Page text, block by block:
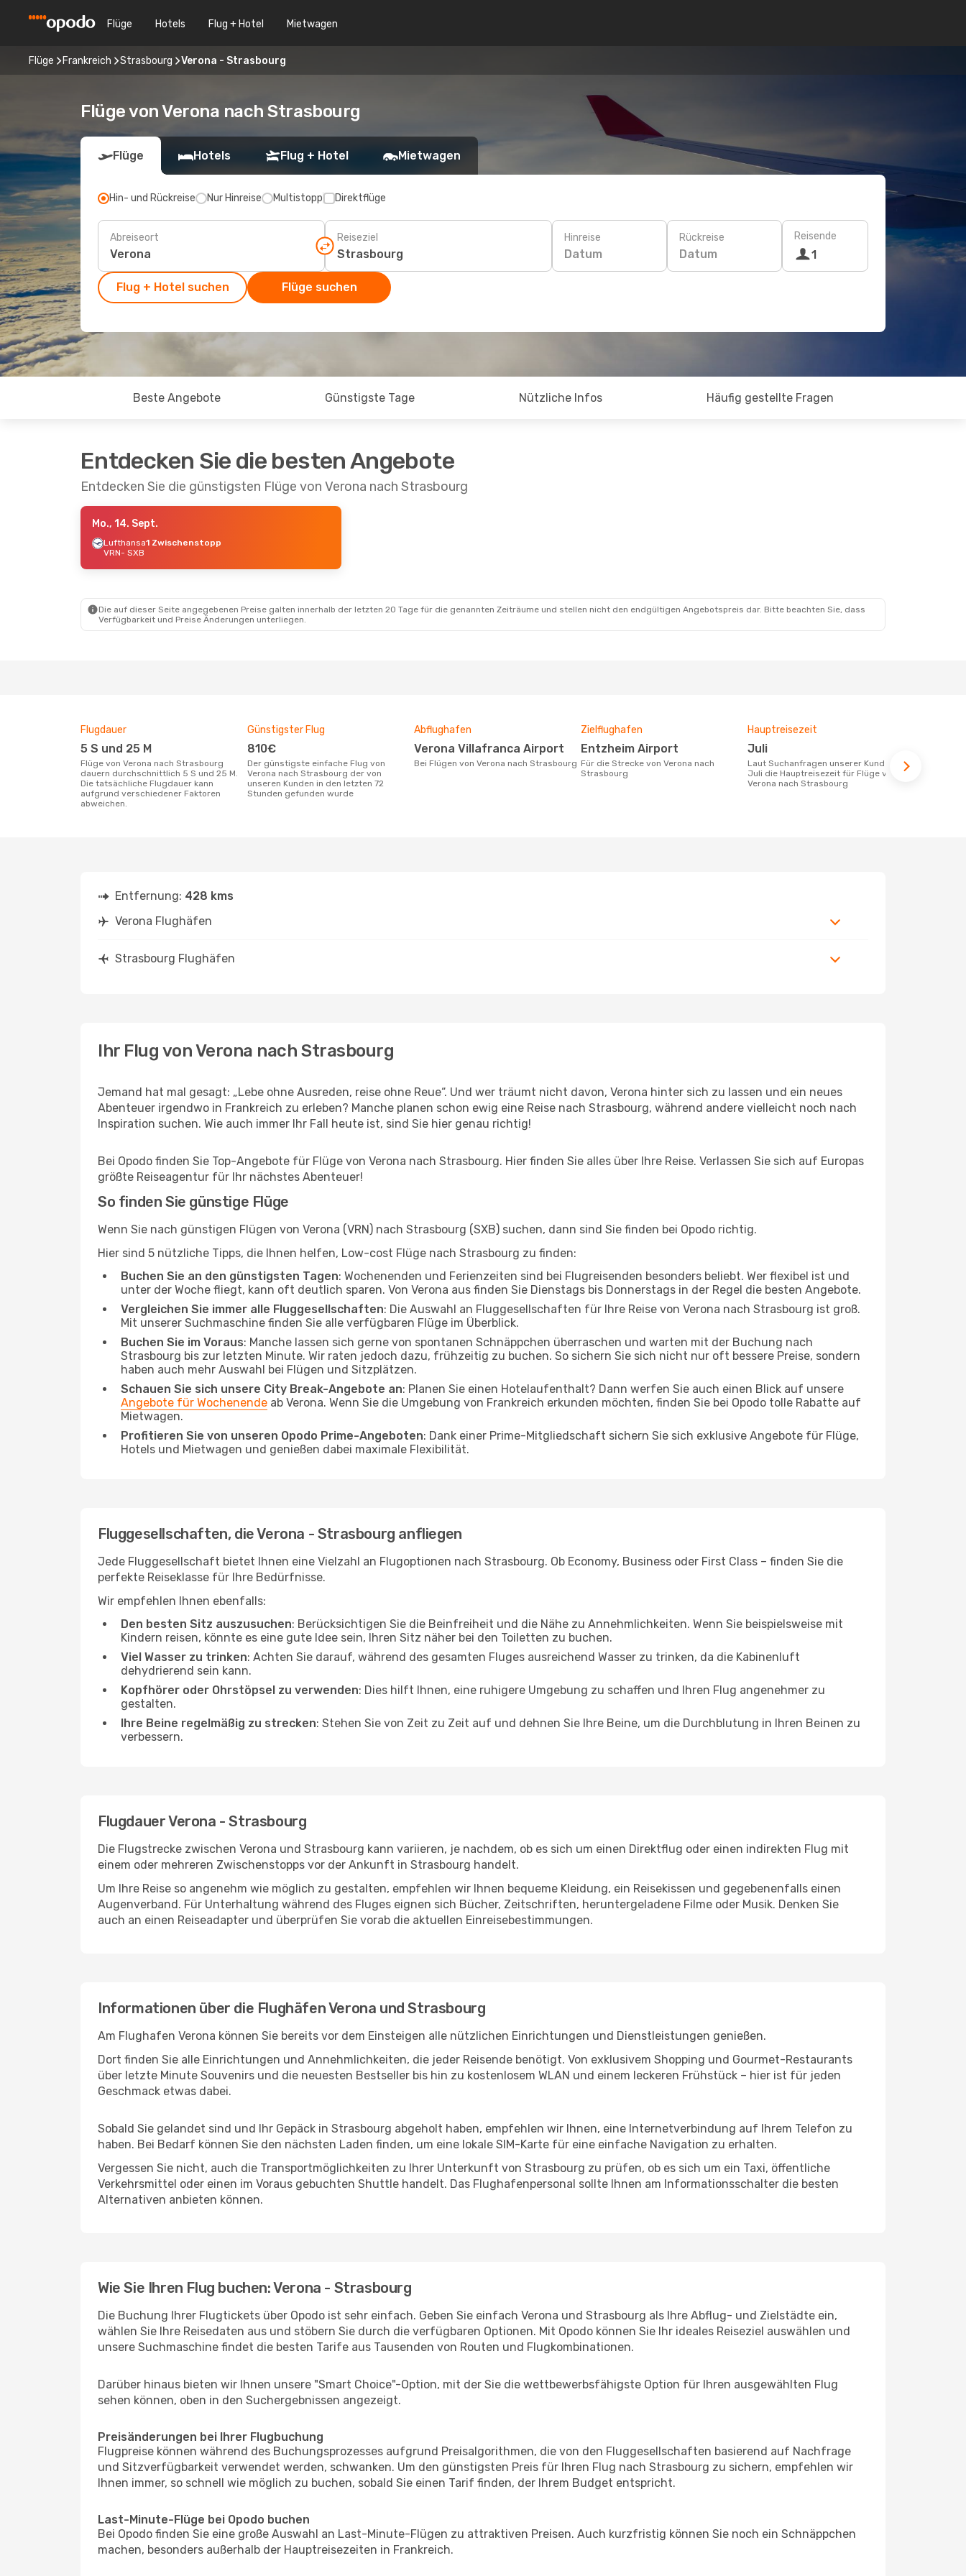
Flüge Hotels Flug + Hotel Mietwagen
Flüge Frankreich Strasbourg Verona - Strasbourg
Flüge von Verona nach Strasbourg
Flüge Hotels Flug + Hotel Mietwagen
Hin- und Rückreise Nur Hinreise Multistopp Direktflüge
Abreiseort Reiseziel Hinreise
Datum
Rückreise
Datum
Reisende
1
Flug + Hotel suchen Flüge suchen
Beste Angebote Günstigste Tage Nützliche Infos Häufig gestellte Fragen
Entdecken Sie die besten Angebote
Entdecken Sie die günstigsten Flüge von Verona nach Strasbourg
Mo., 14. Sept.
Lufthansa1 Zwischenstopp
VRN- SXB
Die auf dieser Seite angegebenen Preise galten innerhalb der letzten 20 Tage für die genannten Zeiträume und stellen nicht den endgültigen Angebotspreis dar. Bitte beachten Sie, dass
Verfügbarkeit und Preise Änderungen unterliegen.
Flugdauer
5 S und 25 M
Flüge von Verona nach Strasbourg
dauern durchschnittlich 5 S und 25 M.
Die tatsächliche Flugdauer kann
aufgrund verschiedener Faktoren
abweichen.
Günstigster Flug
810€
Der günstigste einfache Flug von
Verona nach Strasbourg der von
unseren Kunden in den letzten 72
Stunden gefunden wurde
Abflughafen
Verona Villafranca Airport
Bei Flügen von Verona nach Strasbourg
Zielflughafen
Entzheim Airport
Für die Strecke von Verona nach
Strasbourg
Hauptreisezeit
Juli
Laut Suchanfragen unserer Kunden ist
Juli die Hauptreisezeit für Flüge von
Verona nach Strasbourg
Entfernung: 428 kms
Verona Flughäfen
Strasbourg Flughäfen
Ihr Flug von Verona nach Strasbourg
Jemand hat mal gesagt: „Lebe ohne Ausreden, reise ohne Reue“. Und wer träumt nicht davon, Verona hinter sich zu lassen und ein neues
Abenteuer irgendwo in Frankreich zu erleben? Manche planen schon ewig eine Reise nach Strasbourg, während andere vielleicht noch nach
Inspiration suchen. Wie auch immer Ihr Fall heute ist, sind Sie hier genau richtig!
Bei Opodo finden Sie Top-Angebote für Flüge von Verona nach Strasbourg. Hier finden Sie alles über Ihre Reise. Verlassen Sie sich auf Europas
größte Reiseagentur für Ihr nächstes Abenteuer!
So finden Sie günstige Flüge
Wenn Sie nach günstigen Flügen von Verona (VRN) nach Strasbourg (SXB) suchen, dann sind Sie finden bei Opodo richtig.
Hier sind 5 nützliche Tipps, die Ihnen helfen, Low-cost Flüge nach Strasbourg zu finden:
Buchen Sie an den günstigsten Tagen: Wochenenden und Ferienzeiten sind bei Flugreisenden besonders beliebt. Wer flexibel ist und
unter der Woche fliegt, kann oft deutlich sparen. Von Verona aus finden Sie Dienstags bis Donnerstags in der Regel die besten Angebote.
Vergleichen Sie immer alle Fluggesellschaften: Die Auswahl an Fluggesellschaften für Ihre Reise von Verona nach Strasbourg ist groß.
Mit unserer Suchmaschine finden Sie alle verfügbaren Flüge im Überblick.
Buchen Sie im Voraus: Manche lassen sich gerne von spontanen Schnäppchen überraschen und warten mit der Buchung nach
Strasbourg bis zur letzten Minute. Wir raten jedoch dazu, frühzeitig zu buchen. So sichern Sie sich nicht nur oft bessere Preise, sondern
haben auch mehr Auswahl bei Flügen und Sitzplätzen.
Schauen Sie sich unsere City Break-Angebote an: Planen Sie einen Hotelaufenthalt? Dann werfen Sie auch einen Blick auf unsere
Angebote für Wochenende ab Verona. Wenn Sie die Umgebung von Frankreich erkunden möchten, finden Sie bei Opodo tolle Rabatte auf
Mietwagen.
Profitieren Sie von unseren Opodo Prime-Angeboten: Dank einer Prime-Mitgliedschaft sichern Sie sich exklusive Angebote für Flüge,
Hotels und Mietwagen und genießen dabei maximale Flexibilität.
Fluggesellschaften, die Verona - Strasbourg anfliegen
Jede Fluggesellschaft bietet Ihnen eine Vielzahl an Flugoptionen nach Strasbourg. Ob Economy, Business oder First Class – finden Sie die
perfekte Reiseklasse für Ihre Bedürfnisse.
Wir empfehlen Ihnen ebenfalls:
Den besten Sitz auszusuchen: Berücksichtigen Sie die Beinfreiheit und die Nähe zu Annehmlichkeiten. Wenn Sie beispielsweise mit
Kindern reisen, könnte es eine gute Idee sein, Ihren Sitz näher bei den Toiletten zu buchen.
Viel Wasser zu trinken: Achten Sie darauf, während des gesamten Fluges ausreichend Wasser zu trinken, da die Kabinenluft
dehydrierend sein kann.
Kopfhörer oder Ohrstöpsel zu verwenden: Dies hilft Ihnen, eine ruhigere Umgebung zu schaffen und Ihren Flug angenehmer zu
gestalten.
Ihre Beine regelmäßig zu strecken: Stehen Sie von Zeit zu Zeit auf und dehnen Sie Ihre Beine, um die Durchblutung in Ihren Beinen zu
verbessern.
Flugdauer Verona - Strasbourg
Die Flugstrecke zwischen Verona und Strasbourg kann variieren, je nachdem, ob es sich um einen Direktflug oder einen indirekten Flug mit
einem oder mehreren Zwischenstopps vor der Ankunft in Strasbourg handelt.
Um Ihre Reise so angenehm wie möglich zu gestalten, empfehlen wir Ihnen bequeme Kleidung, ein Reisekissen und gegebenenfalls einen
Augenverband. Für Unterhaltung während des Fluges eignen sich Bücher, Zeitschriften, heruntergeladene Filme oder Musik. Denken Sie
auch an einen Reiseadapter und überprüfen Sie vorab die aktuellen Einreisebestimmungen.
Informationen über die Flughäfen Verona und Strasbourg
Am Flughafen Verona können Sie bereits vor dem Einsteigen alle nützlichen Einrichtungen und Dienstleistungen genießen.
Dort finden Sie alle Einrichtungen und Annehmlichkeiten, die jeder Reisende benötigt. Von exklusivem Shopping und Gourmet-Restaurants
über letzte Minute Souvenirs und die neuesten Bestseller bis hin zu kostenlosem WLAN und einem leckeren Frühstück – hier ist für jeden
Geschmack etwas dabei.
Sobald Sie gelandet sind und Ihr Gepäck in Strasbourg abgeholt haben, empfehlen wir Ihnen, eine Internetverbindung auf Ihrem Telefon zu
haben. Bei Bedarf können Sie den nächsten Laden finden, um eine lokale SIM-Karte für eine einfache Navigation zu erhalten.
Vergessen Sie nicht, auch die Transportmöglichkeiten zu Ihrer Unterkunft von Strasbourg zu prüfen, ob es sich um ein Taxi, öffentliche
Verkehrsmittel oder einen im Voraus gebuchten Shuttle handelt. Das Flughafenpersonal sollte Ihnen am Informationsschalter die besten
Alternativen anbieten können.
Wie Sie Ihren Flug buchen: Verona - Strasbourg
Die Buchung Ihrer Flugtickets über Opodo ist sehr einfach. Geben Sie einfach Verona und Strasbourg als Ihre Abflug- und Zielstädte ein,
wählen Sie Ihre Reisedaten aus und stöbern Sie durch die verfügbaren Optionen. Mit Opodo können Sie Ihr ideales Reiseziel auswählen und
unsere Suchmaschine findet die besten Tarife aus Tausenden von Routen und Flugkombinationen.
Darüber hinaus bieten wir Ihnen unsere "Smart Choice"-Option, mit der Sie die wettbewerbsfähigste Option für Ihren ausgewählten Flug
sehen können, oben in den Suchergebnissen angezeigt.
Preisänderungen bei Ihrer Flugbuchung
Flugpreise können während des Buchungsprozesses aufgrund Preisalgorithmen, die von den Fluggesellschaften basierend auf Nachfrage
und Sitzverfügbarkeit verwendet werden, schwanken. Um den günstigsten Preis für Ihren Flug nach Strasbourg zu sichern, empfehlen wir
Ihnen immer, so schnell wie möglich zu buchen, sobald Sie einen Tarif finden, der Ihrem Budget entspricht.
Last-Minute-Flüge bei Opodo buchen
Bei Opodo finden Sie eine große Auswahl an Last-Minute-Flügen zu attraktiven Preisen. Auch kurzfristig können Sie noch ein Schnäppchen
machen, besonders außerhalb der Hauptreisezeiten in Frankreich.